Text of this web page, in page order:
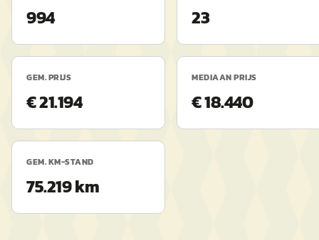
994 23
GEM. PRIJS
€ 21.194
MEDIAAN PRIJS
€ 18.440
GEM. KM-STAND
75.219 km